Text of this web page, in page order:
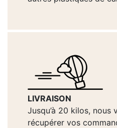
LIVRAISON
Jusqu’à 20 kilos, nous
récupérer vos